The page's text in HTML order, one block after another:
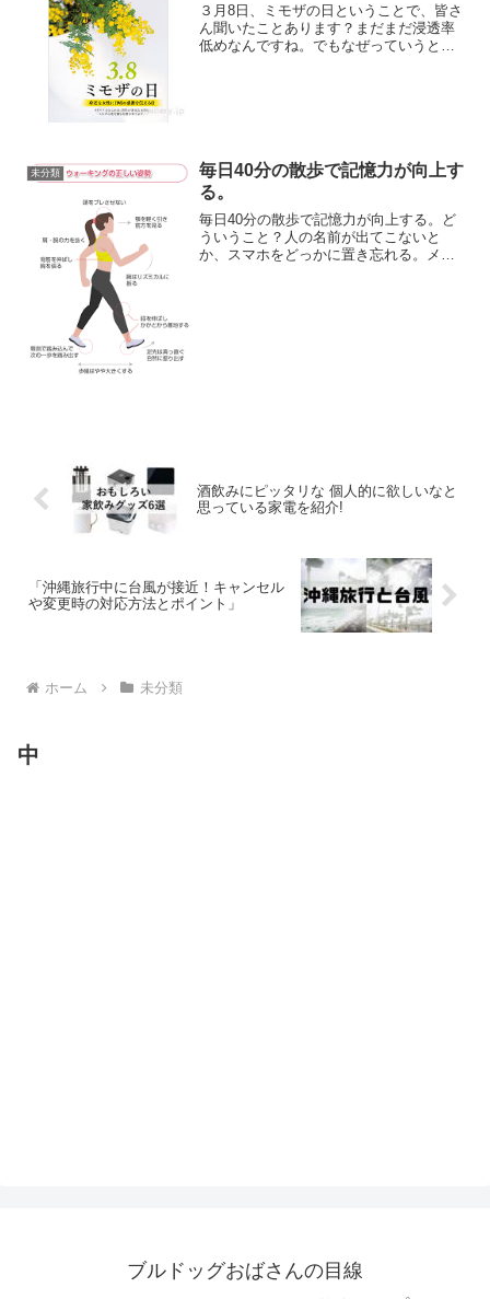
３月8日、ミモザの日ということで、皆さ
ん聞いたことあります？まだまだ浸透率
低めなんですね。でもなぜっていうと今
未分類
毎日40分の散歩で記憶力が向上す
る。
毎日40分の散歩で記憶力が向上する。ど
ういうこと？人の名前が出てこないと
か、スマホをどっかに置き忘れる。メガ
酒飲みにピッタリな 個人的に欲しいなと
思っている家電を紹介!
「沖縄旅行中に台風が接近！キャンセル
や変更時の対応方法とポイント」
ホーム 未分類
中
ブルドッグおばさんの目線